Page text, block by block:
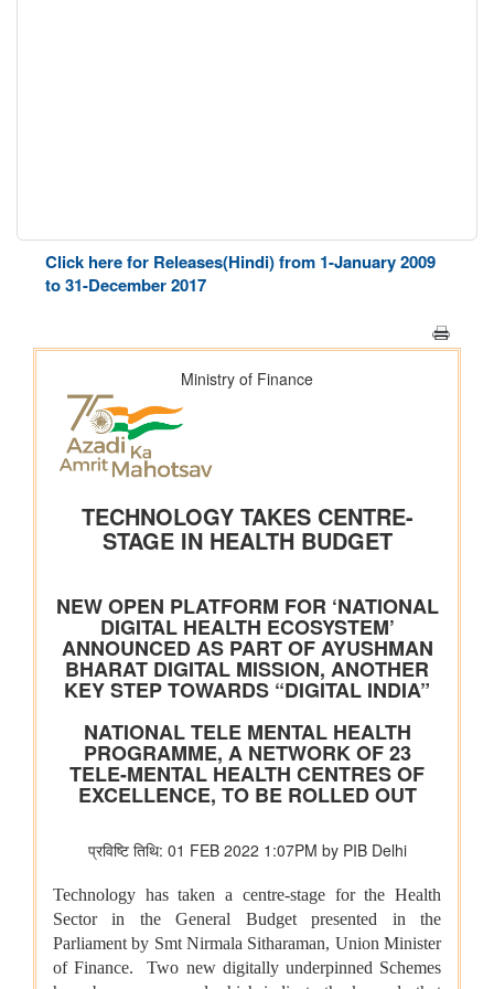
Click here for Releases(Hindi) from 1-January 2009
to 31-December 2017